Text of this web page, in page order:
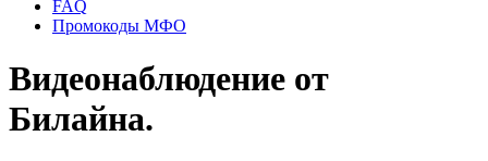
FAQ
Промокоды МФО
Видеонаблюдение от
Билайна.